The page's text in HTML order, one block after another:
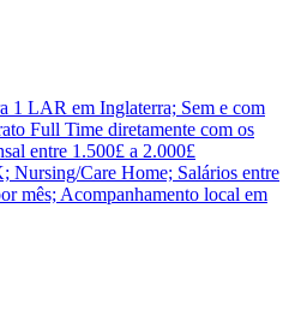
1 LAR em Inglaterra; Sem e com
Full Time diretamente com os
entre 1.500£ a 2.000£
Nursing/Care Home; Salários entre
mês; Acompanhamento local em